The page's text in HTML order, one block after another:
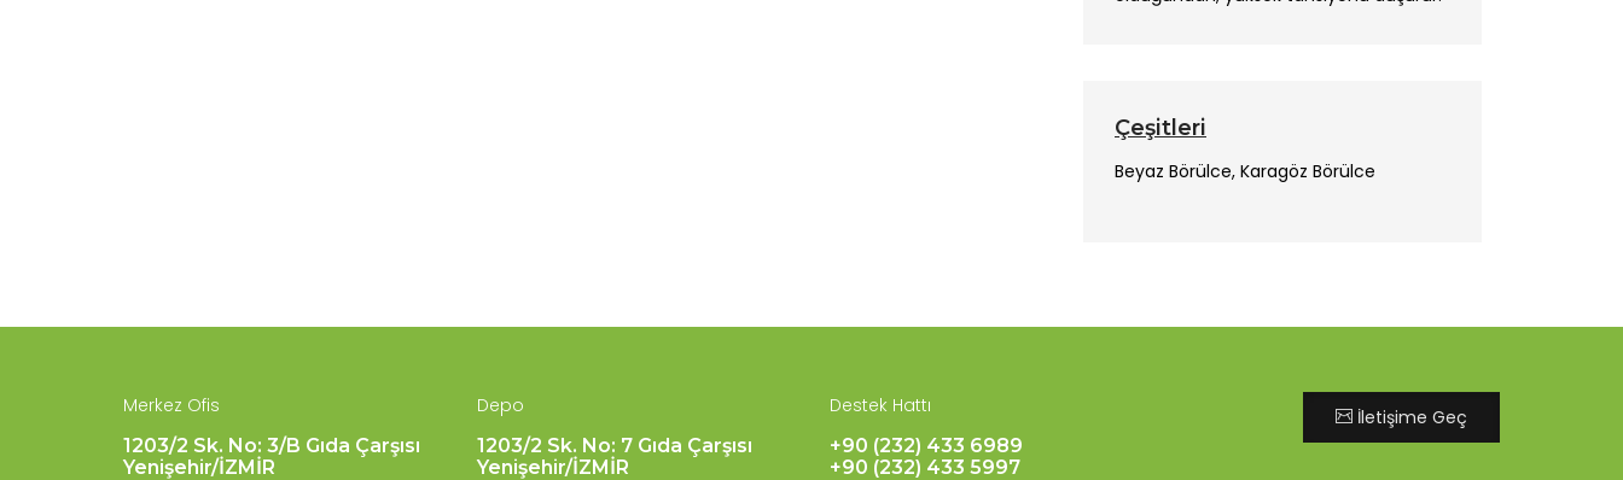
Çeşitleri
Beyaz Börülce, Karagöz Börülce
Merkez Ofis
1203/2 Sk. No: 3/B Gıda Çarşısı
Yenişehir/İZMİR
Depo
1203/2 Sk. No: 7 Gıda Çarşısı
Yenişehir/İZMİR
Destek Hattı
+90 (232) 433 6989
+90 (232) 433 5997
İletişime Geç